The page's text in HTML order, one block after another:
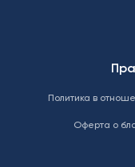
Политика в
Оферта о